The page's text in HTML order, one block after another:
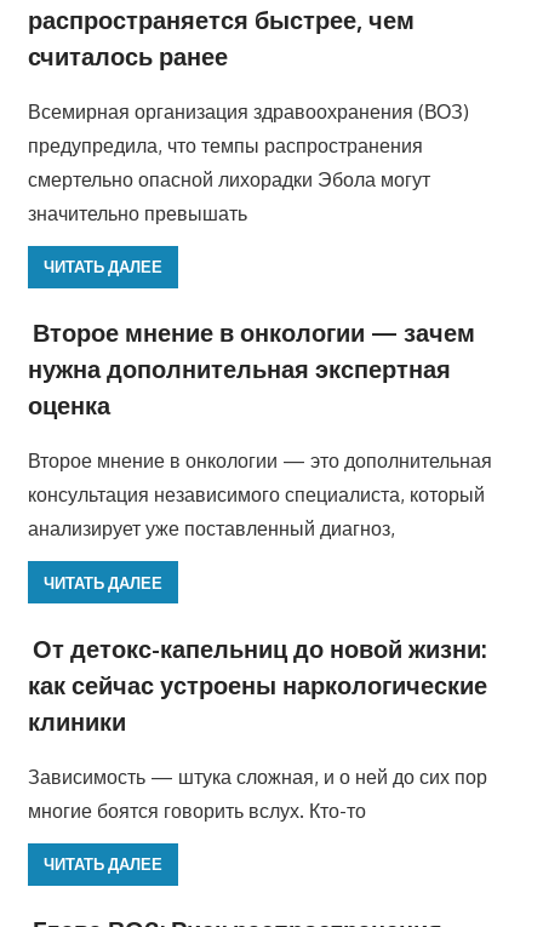
распространяется быстрее, чем
считалось ранее
Всемирная организация здравоохранения (ВОЗ)
предупредила, что темпы распространения
смертельно опасной лихорадки Эбола могут
значительно превышать
ЧИТАТЬ ДАЛЕЕ
Второе мнение в онкологии — зачем
нужна дополнительная экспертная
оценка
Второе мнение в онкологии — это дополнительная
консультация независимого специалиста, который
анализирует уже поставленный диагноз,
ЧИТАТЬ ДАЛЕЕ
От детокс-капельниц до новой жизни:
как сейчас устроены наркологические
клиники
Зависимость — штука сложная, и о ней до сих пор
многие боятся говорить вслух. Кто-то
ЧИТАТЬ ДАЛЕЕ